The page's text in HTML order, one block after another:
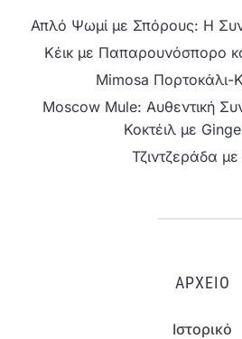
Απλό Ψωμί με Σπόρους: Η
Κέικ με Παπαρουνόσπορο
Mimosa Πορτοκάλι-
Moscow Mule: Αυθεντική
Κοκτέιλ με
Τζιντζεράδα με
ΑΡΧΕΊΟ
Ιστορικό